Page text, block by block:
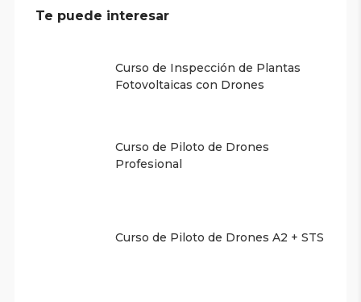
Te puede interesar
Curso de Inspección de Plantas
Fotovoltaicas con Drones
Curso de Piloto de Drones
Profesional
Curso de Piloto de Drones A2 + STS